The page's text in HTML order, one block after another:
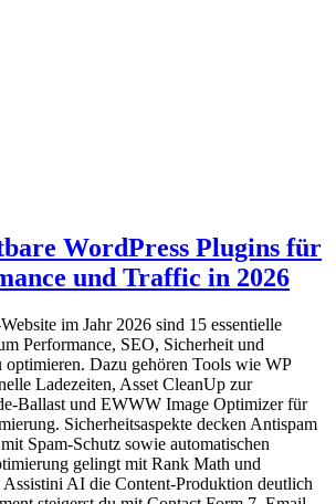
WordPress Plugins für
und Traffic in 2026
im Jahr 2026 sind 15 essentielle
Performance, SEO, Sicherheit und
optimieren. Dazu gehören Tools wie WP
Ladezeiten, Asset CleanUp zur
Ballast und EWWW Image Optimizer für
Sicherheitsaspekte decken Antispam
Spam-Schutz sowie automatischen
gelingt mit Rank Math und
AI die Content-Produktion deutlich